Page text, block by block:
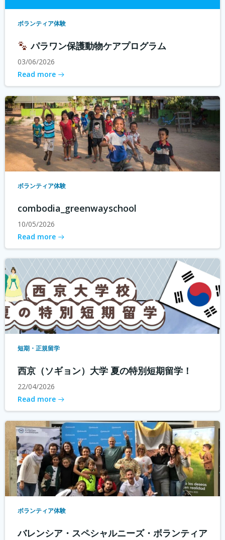
ボランティア体験
パラワン保護動物ケアプログラム
03/06/2026
Read more
ボランティア体験
combodia_greenwayschool
10/05/2026
Read more
短期・正規留学
西京（ソギョン）大学 夏の特別短期留学！
22/04/2026
Read more
ボランティア体験
バレンシア・スペシャルニーズ・ボランティア